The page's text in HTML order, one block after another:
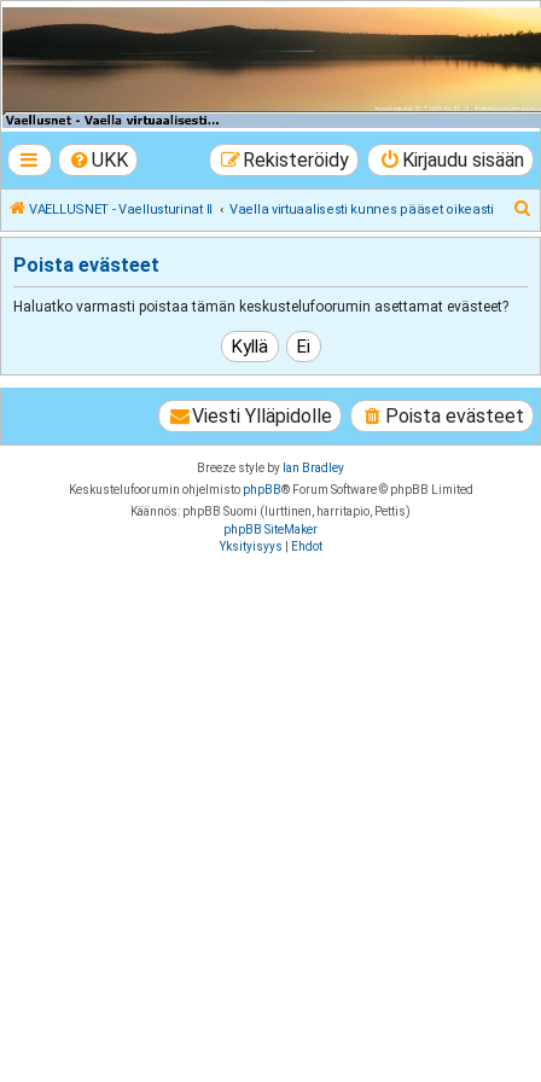
VAELLUSNET -
Vaellusturinat II
UKK Kirjaudu sisään
Rekisteröidy
VAELLUSNET - Vaellusturinat II Vaella virtuaalisesti kunnes pääset oikeasti
t
Poista evästeet
Haluatko varmasti poistaa tämän keskustelufoorumin asettamat evästeet?
Poista evästeet
Viesti Ylläpidolle
Breeze style by Ian Bradley
Keskustelufoorumin ohjelmisto phpBB® Forum Software © phpBB Limited
Käännös: phpBB Suomi (lurttinen, harritapio, Pettis)
phpBB SiteMaker
Yksityisyys
Ehdot